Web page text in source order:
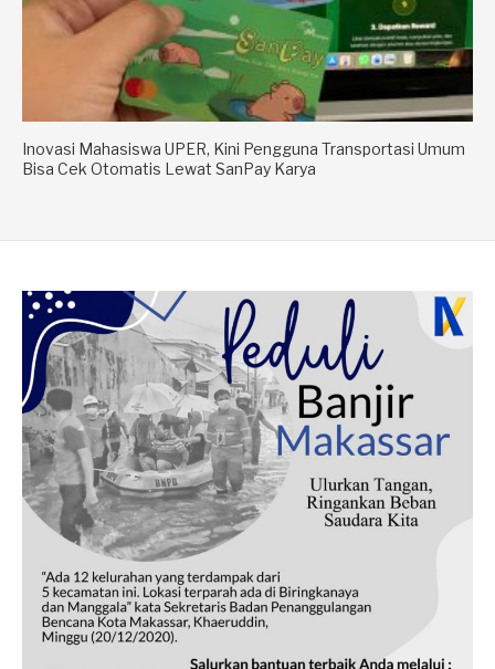
Inovasi Mahasiswa UPER, Kini Pengguna Transportasi Umum
Bisa Cek Otomatis Lewat SanPay Karya